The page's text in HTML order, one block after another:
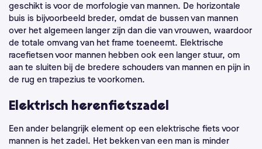
geschikt is voor de morfologie van mannen. De horizontale
buis is bijvoorbeeld breder, omdat de bussen van mannen
over het algemeen langer zijn dan die van vrouwen, waardoor
de totale omvang van het frame toeneemt. Elektrische
racefietsen voor mannen hebben ook een langer stuur, om
aan te sluiten bij de bredere schouders van mannen en pijn in
de rug en trapezius te voorkomen.
Elektrisch herenfietszadel
Een ander belangrijk element op een elektrische fiets voor
mannen is het zadel. Het bekken van een man is minder